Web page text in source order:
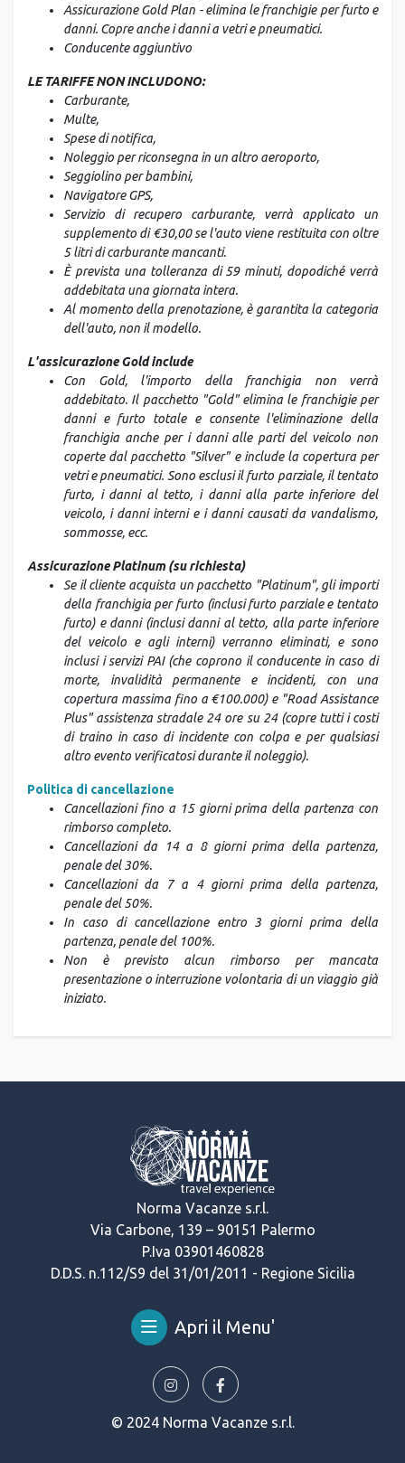
Assicurazione Gold Plan - elimina le franchigie per furto e
danni. Copre anche i danni a vetri e pneumatici.
Conducente aggiuntivo
LE TARIFFE NON INCLUDONO:
Carburante,
Multe,
Spese di notifica,
Noleggio per riconsegna in un altro aeroporto,
Seggiolino per bambini,
Navigatore GPS,
Servizio di recupero carburante, verrà applicato un
supplemento di €30,00 se l'auto viene restituita con oltre
5 litri di carburante mancanti.
È prevista una tolleranza di 59 minuti, dopodiché verrà
addebitata una giornata intera.
Al momento della prenotazione, è garantita la categoria
dell'auto, non il modello.
L'assicurazione Gold include
Con Gold, l'importo della franchigia non verrà
addebitato. Il pacchetto "Gold" elimina le franchigie per
danni e furto totale e consente l'eliminazione della
franchigia anche per i danni alle parti del veicolo non
coperte dal pacchetto "Silver" e include la copertura per
vetri e pneumatici. Sono esclusi il furto parziale, il tentato
furto, i danni al tetto, i danni alla parte inferiore del
veicolo, i danni interni e i danni causati da vandalismo,
sommosse, ecc.
Assicurazione Platinum (su richiesta)
Se il cliente acquista un pacchetto "Platinum", gli importi
della franchigia per furto (inclusi furto parziale e tentato
furto) e danni (inclusi danni al tetto, alla parte inferiore
del veicolo e agli interni) verranno eliminati, e sono
inclusi i servizi PAI (che coprono il conducente in caso di
morte, invalidità permanente e incidenti, con una
copertura massima fino a €100.000) e "Road Assistance
Plus" assistenza stradale 24 ore su 24 (copre tutti i costi
di traino in caso di incidente con colpa e per qualsiasi
altro evento verificatosi durante il noleggio).
Politica di cancellazione
Cancellazioni fino a 15 giorni prima della partenza con
rimborso completo.
Cancellazioni da 14 a 8 giorni prima della partenza,
penale del 30%.
Cancellazioni da 7 a 4 giorni prima della partenza,
penale del 50%.
In caso di cancellazione entro 3 giorni prima della
partenza, penale del 100%.
Non è previsto alcun rimborso per mancata
presentazione o interruzione volontaria di un viaggio già
iniziato.
Norma Vacanze s.r.l.
Via Carbone, 139 – 90151 Palermo
P.Iva 03901460828
D.D.S. n.112/S9 del 31/01/2011 - Regione Sicilia
Apri il Menu'
© 2024 Norma Vacanze s.r.l.